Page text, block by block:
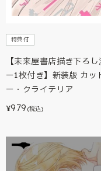
特典付
【未来屋書店描き下ろ
ー1枚付き】新装版 カッ
ー・クライテリア
¥979 (税込)